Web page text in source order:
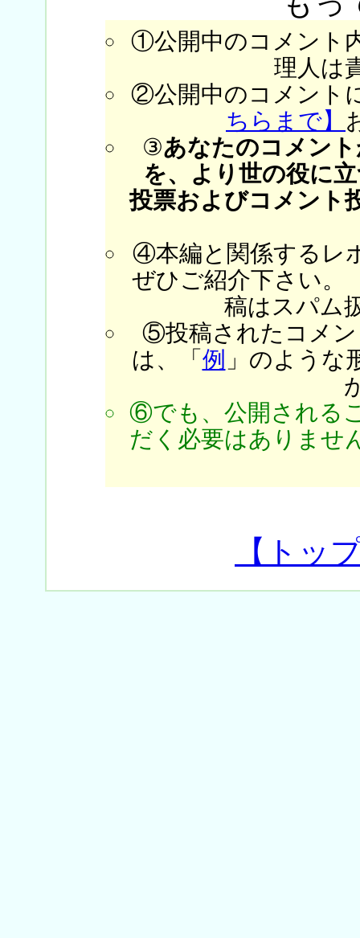
①公開中のコメント
理人は
②公開中のコメント
ちらまで】
③あなたのコメン
を、より世の役に
投票およびコメント
④本編と関係するレ
ぜひご紹介下さい。
稿はスパム
⑤投稿されたコメン
は、「 例 」のような
⑥でも、公開される
だく必要はありませ
【トッ